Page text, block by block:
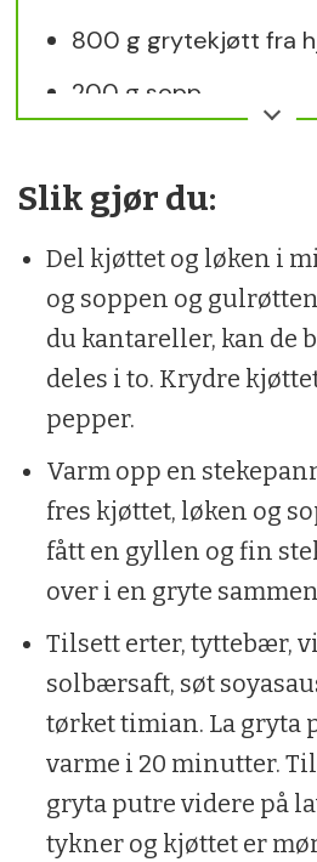
800 g grytekjøtt fra
200 g sopp
3 dl erter
2 dl tyttebær
8 dl viltkraft (eller
solbærsaft
1 ss søt soyasaus
Salt/pepper
3 dl fløte
Slik gjør du:
Del kjøttet og løken i
og soppen og
du kantareller, kan de
deles i to. Krydre
pepper.
Varm opp en
fres kjøttet, løken og
fått en gyllen og fin
over i en gryte
Tilsett erter, tyttebær,
solbærsaft, søt
tørket timian. La gryta
varme i 20 minutter.
gryta putre videre på
tykner og kjøttet er